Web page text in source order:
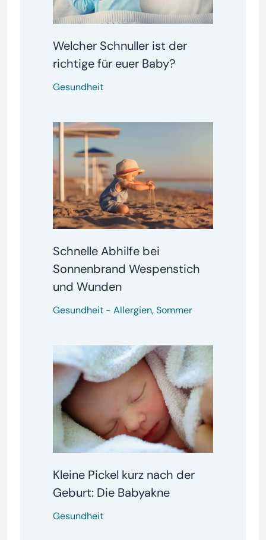
Welcher Schnuller ist der
richtige für euer Baby?
Gesundheit
Schnelle Abhilfe bei
Sonnenbrand Wespenstich
und Wunden
Gesundheit- Allergien,Sommer
Kleine Pickel kurz nach der
Geburt: Die Babyakne
Gesundheit